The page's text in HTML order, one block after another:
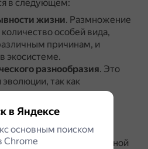
в следующем:
жизни. Размножение
особей вида,
причинам, и
экосистеме.
разнообразия. Это
так как
которые дают
и размножении,
поколению.
к изменяющимся
если на определённой
в Яндексе
основным поиском
Сhrome